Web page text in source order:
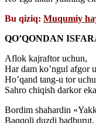
Bu qiziq: Muqumiy
QO’QONDAN
Aflok kajraftor uchun,
Har dam ko’ngul afgor
Ho’qand tang-u tor
Sahro chiqish darkor
Bordim shahardin
Baqqoli duzdi badburut,